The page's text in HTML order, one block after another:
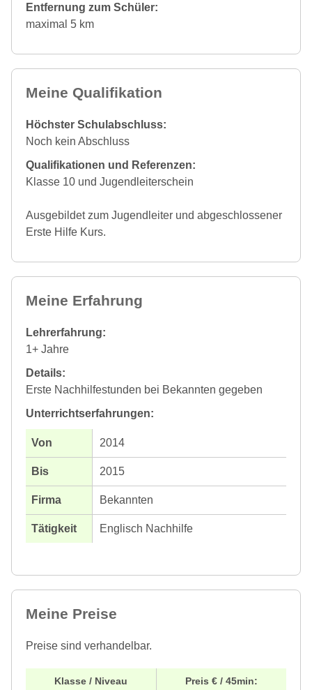
Entfernung zum Schüler:
maximal 5 km
Meine Qualifikation
Höchster Schulabschluss:
Noch kein Abschluss
Qualifikationen und Referenzen:
Klasse 10 und Jugendleiterschein
Ausgebildet zum Jugendleiter und abgeschlossener
Erste Hilfe Kurs.
Meine Erfahrung
Lehrerfahrung:
1+ Jahre
Details:
Erste Nachhilfestunden bei Bekannten gegeben
Unterrichtserfahrungen:
2014
2015
Bekannten
Englisch Nachhilfe
Meine Preise
Preise sind verhandelbar.
Klasse / Niveau Preis € / 45min: